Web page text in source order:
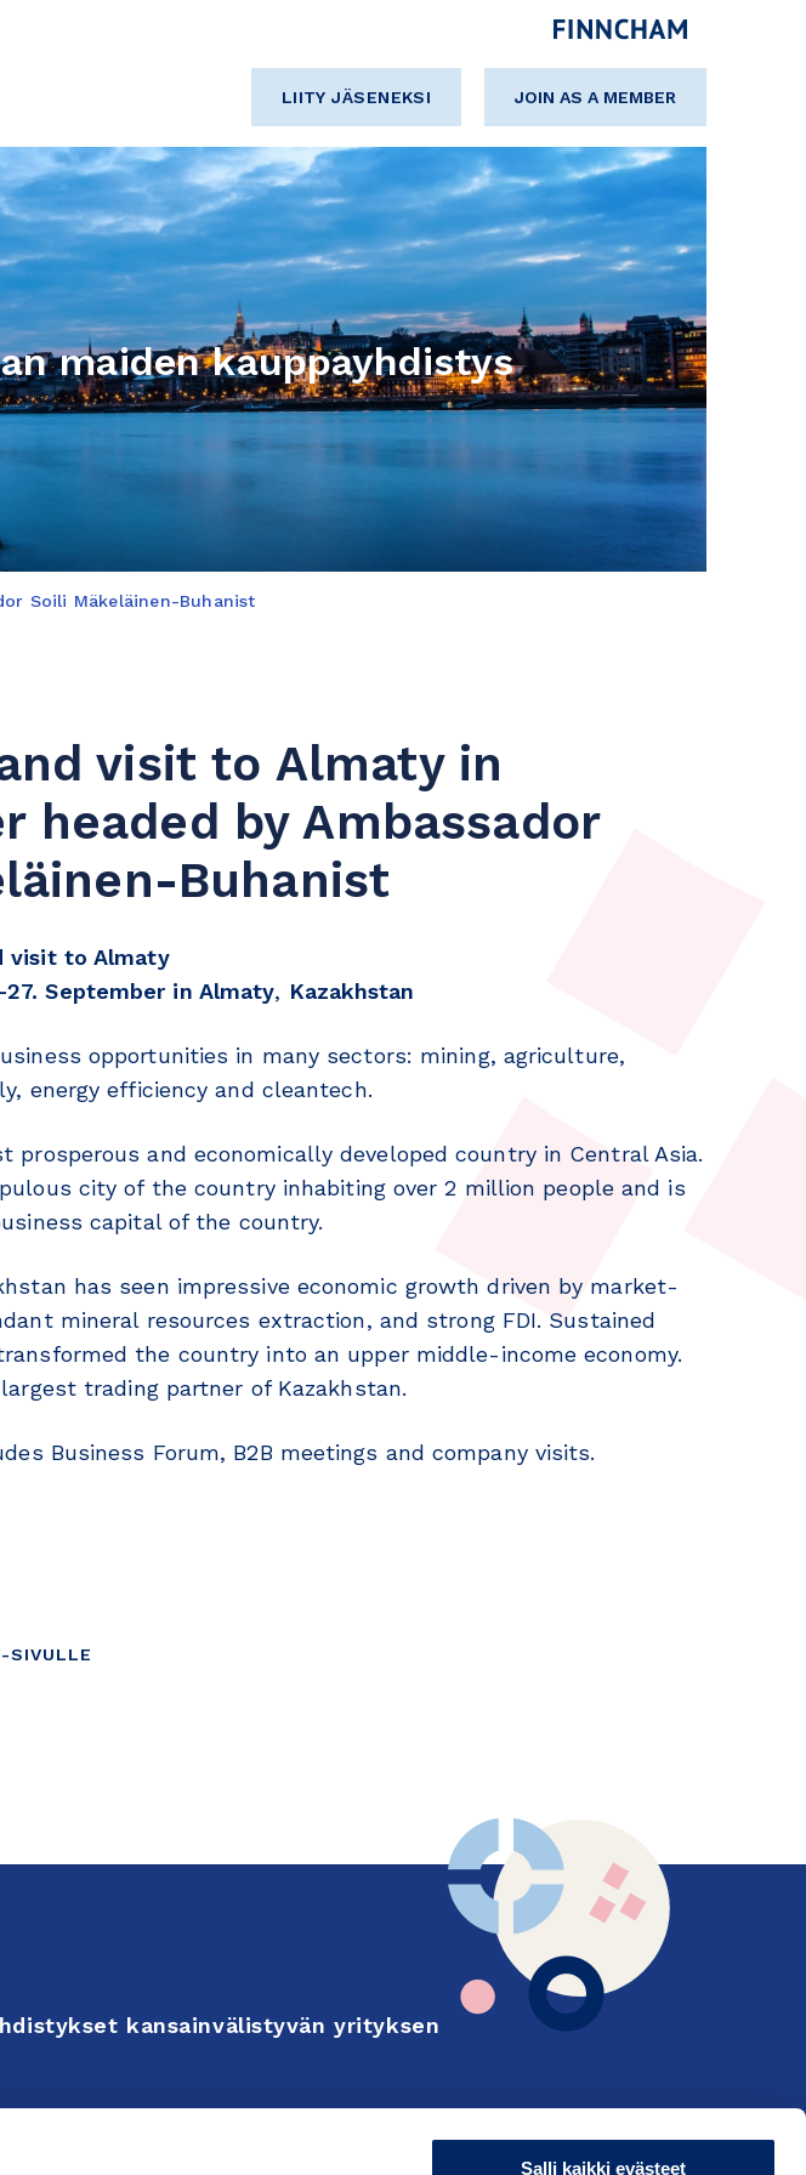
Salli kaikki evästeet
LIITY JÄSENEKSI JOIN AS A MEMBER
maiden kauppayhdistys
Soili Mäkeläinen-Buhanist
visit to Almaty in
headed by Ambassador
Buhanist
visit to Almaty
September in Almaty, Kazakhstan
opportunities in many sectors: mining, agriculture,
energy efficiency and cleantech.
prosperous and economically developed country in Central Asia.
city of the country inhabiting over 2 million people and is
capital of the country.
has seen impressive economic growth driven by market-
mineral resources extraction, and strong FDI. Sustained
the country into an upper middle-income economy.
trading partner of Kazakhstan.
Business Forum, B2B meetings and company visits.
SIVULLE
kansainvälistyvän yrityksen